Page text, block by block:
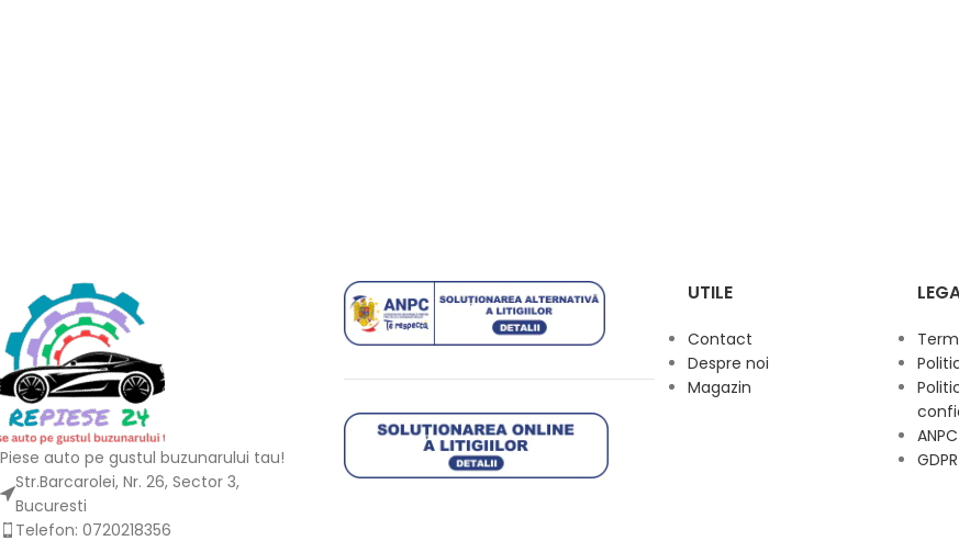
Piese auto pe gustul buzunarului tau!
Str.Barcarolei, Nr. 26, Sector 3,
Bucuresti
Telefon: 0720218356
UTILE
Contact
Despre noi
Magazin
ANPC
GDPR